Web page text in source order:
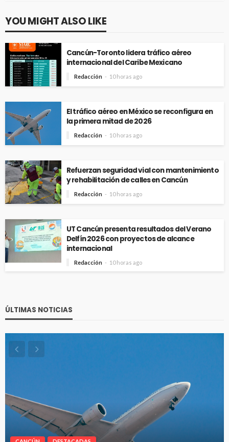
YOU MIGHT ALSO LIKE
Cancún-Toronto lidera tráfico aéreo
internacional del Caribe Mexicano
Redacción 10 horas ago
El tráfico aéreo en México se reconfigura en
la primera mitad de 2026
Redacción 10 horas ago
Refuerzan seguridad vial con mantenimiento
y rehabilitación de calles en Cancún
Redacción 10 horas ago
UT Cancún presenta resultados del Verano
Delfín 2026 con proyectos de alcance
internacional
Redacción 10 horas ago
ÚLTIMAS NOTICIAS